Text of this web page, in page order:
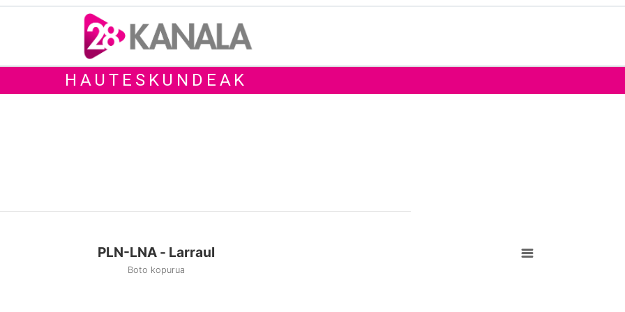
HAUTESKUNDEAK
PLN-LNA - Larraul
Boto kopurua